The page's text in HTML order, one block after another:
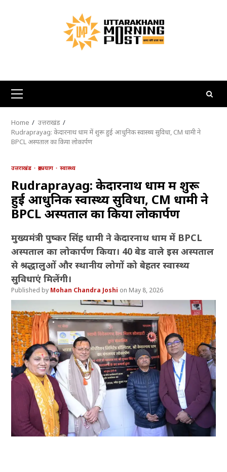
Primary
Menu
Home
उत्तराखंड
Rudraprayag: केदारनाथ धाम में शुरू हुई आधुनिक स्वास्थ्य सुविधा, CM धामी ने
BPCL अस्पताल का किया लोकार्पण
उत्तराखंड रुद्रप्रयाग स्वास्थ्य
Rudraprayag: केदारनाथ धाम में शुरू
हुई आधुनिक स्वास्थ्य सुविधा, CM धामी ने
BPCL अस्पताल का किया लोकार्पण
मुख्यमंत्री पुष्कर सिंह धामी ने केदारनाथ धाम में BPCL
अस्पताल का लोकार्पण किया। 40 बेड वाले इस अस्पताल
से श्रद्धालुओं और स्थानीय लोगों को बेहतर स्वास्थ्य
सुविधाएं मिलेंगी।
Mohan Chandra Joshi May 8, 2026